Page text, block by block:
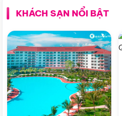
KHÁCH SẠN NỔI BẬT